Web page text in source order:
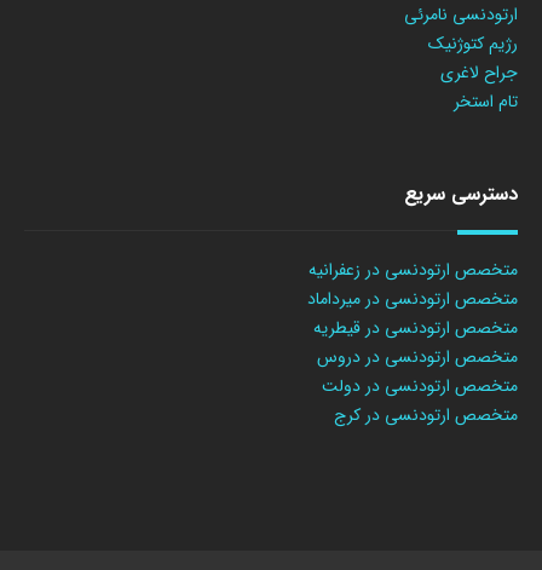
ارتودنسی نامرئی
رژیم کتوژنیک
جراح لاغری
تام استخر
دسترسی سریع
متخصص ارتودنسی در زعفرانیه
متخصص ارتودنسی در میرداماد
متخصص ارتودنسی در قیطریه
متخصص ارتودنسی در دروس
متخصص ارتودنسی در دولت
متخصص ارتودنسی در کرج